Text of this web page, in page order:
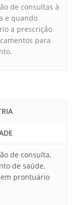
de consultas à
e quando
a prescrição
para
de consulta,
de saúde,
prontuário